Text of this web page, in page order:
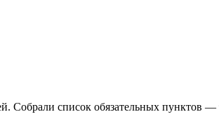
Собрали список обязательных пунктов